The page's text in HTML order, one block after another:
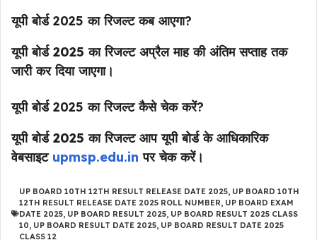
यूपी बोर्ड 2025 का रिजल्ट कब आएगा?
यूपी बोर्ड 2025 का रिजल्ट अप्रैल माह की अंतिम सप्ताह तक
जारी कर दिया जाएगा।
यूपी बोर्ड 2025 का रिजल्ट कैसे चेक करें?
यूपी बोर्ड 2025 का रिजल्ट आप यूपी बोर्ड के आधिकारिक
वेबसाइट upmsp.edu.in पर चेक करें।
UP BOARD 10TH 12TH RESULT RELEASE DATE 2025, UP BOARD 10TH
12TH RESULT RELEASE DATE 2025 ROLL NUMBER, UP BOARD EXAM
DATE 2025, UP BOARD RESULT 2025, UP BOARD RESULT 2025 CLASS
10, UP BOARD RESULT DATE 2025, UP BOARD RESULT DATE 2025
CLASS 12